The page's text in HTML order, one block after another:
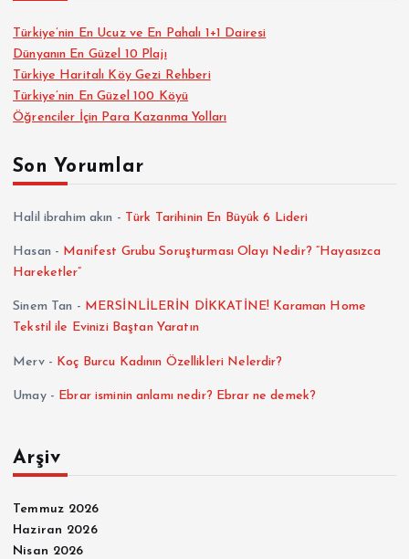
Türkiye’nin En Ucuz ve En Pahalı 1+1 Dairesi
Dünyanın En Güzel 10 Plajı
Türkiye Haritalı Köy Gezi Rehberi
Türkiye’nin En Güzel 100 Köyü
Öğrenciler İçin Para Kazanma Yolları
Son Yorumlar
Halil ibrahim akın - Türk Tarihinin En Büyük 6 Lideri
Hasan - Manifest Grubu Soruşturması Olayı Nedir? “Hayasızca
Hareketler”
Sinem Tan - MERSİNLİLERİN DİKKATİNE! Karaman Home
Tekstil ile Evinizi Baştan Yaratın
Merv- Koç Burcu Kadının Özellikleri Nelerdir?
Umay- Ebrar isminin anlamı nedir? Ebrar ne demek?
Arşiv
Temmuz 2026
Haziran 2026
Nisan 2026